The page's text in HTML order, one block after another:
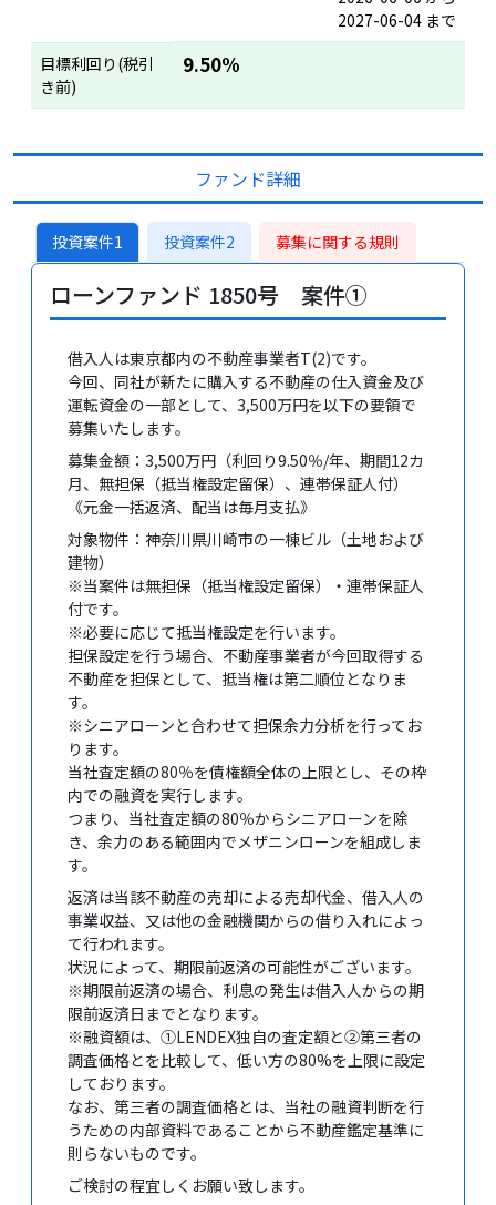
2027-06-04 まで
目標利回り(税引
き前)
9.50%
ファンド詳細
投資案件1 投資案件2 募集に関する規則
ローンファンド 1850号 案件①
借入人は東京都内の不動産事業者T(2)です。
今回、同社が新たに購入する不動産の仕入資金及び
運転資金の一部として、3,500万円を以下の要領で
募集いたします。
募集金額：3,500万円（利回り9.50％/年、期間12カ
月、無担保（抵当権設定留保）、連帯保証人付）
《元金一括返済、配当は毎月支払》
対象物件：神奈川県川崎市の一棟ビル（土地および
建物）
※当案件は無担保（抵当権設定留保）・連帯保証人
付です。
※必要に応じて抵当権設定を行います。
担保設定を行う場合、不動産事業者が今回取得する
不動産を担保として、抵当権は第二順位となりま
す。
※シニアローンと合わせて担保余力分析を行ってお
ります。
当社査定額の80％を債権額全体の上限とし、その枠
内での融資を実行します。
つまり、当社査定額の80％からシニアローンを除
き、余力のある範囲内でメザニンローンを組成しま
す。
返済は当該不動産の売却による売却代金、借入人の
事業収益、又は他の金融機関からの借り入れによっ
て行われます。
状況によって、期限前返済の可能性がございます。
※期限前返済の場合、利息の発生は借入人からの期
限前返済日までとなります。
※融資額は、①LENDEX独自の査定額と②第三者の
調査価格とを比較して、低い方の80%を上限に設定
しております。
なお、第三者の調査価格とは、当社の融資判断を行
うための内部資料であることから不動産鑑定基準に
則らないものです。
ご検討の程宜しくお願い致します。